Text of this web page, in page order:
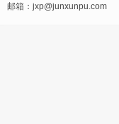
邮箱：jxp@junxunpu.com